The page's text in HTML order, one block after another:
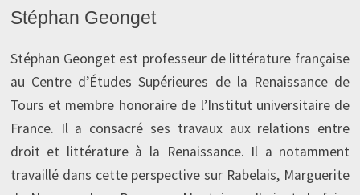
Stéphan Geonget
Stéphan Geonget est professeur de littérature française
au Centre d’Études Supérieures de la Renaissance de
Tours et membre honoraire de l’Institut universitaire de
France. Il a consacré ses travaux aux relations entre
droit et littérature à la Renaissance. Il a notamment
travaillé dans cette perspective sur Rabelais, Marguerite